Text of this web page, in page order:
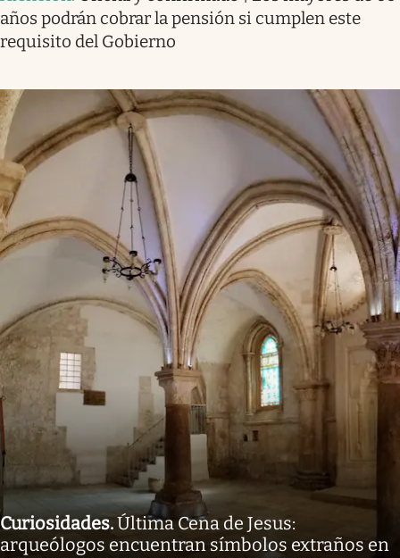
años podrán cobrar la pensión si cumplen este
requisito del Gobierno
Curiosidades.Última Cena de Jesus:
arqueólogos encuentran símbolos extraños en